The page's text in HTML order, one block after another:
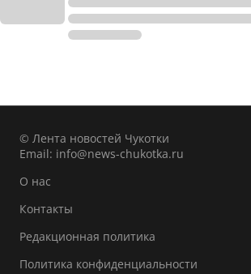
© Лента новостей Чукотки
Email: info@news-chukotka.ru
О нас
Контакты
Редакционная политика
Политика конфиденциальности